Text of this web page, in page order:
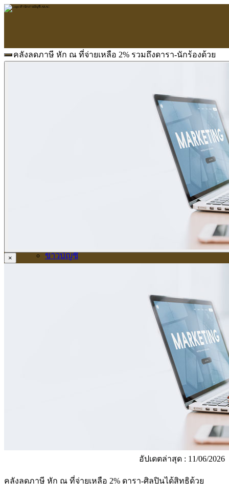
ข่าวบัญชี
คลังลดภาษี หัก ณ ที่จ่ายเหลือ 2% รวมถึงดารา-นักร้องด้วย
×
อัปเดตล่าสุด : 11/06/2026
คลังลดภาษี หัก ณ ที่จ่ายเหลือ 2% ดารา-ศิลปินได้สิทธิด้วย